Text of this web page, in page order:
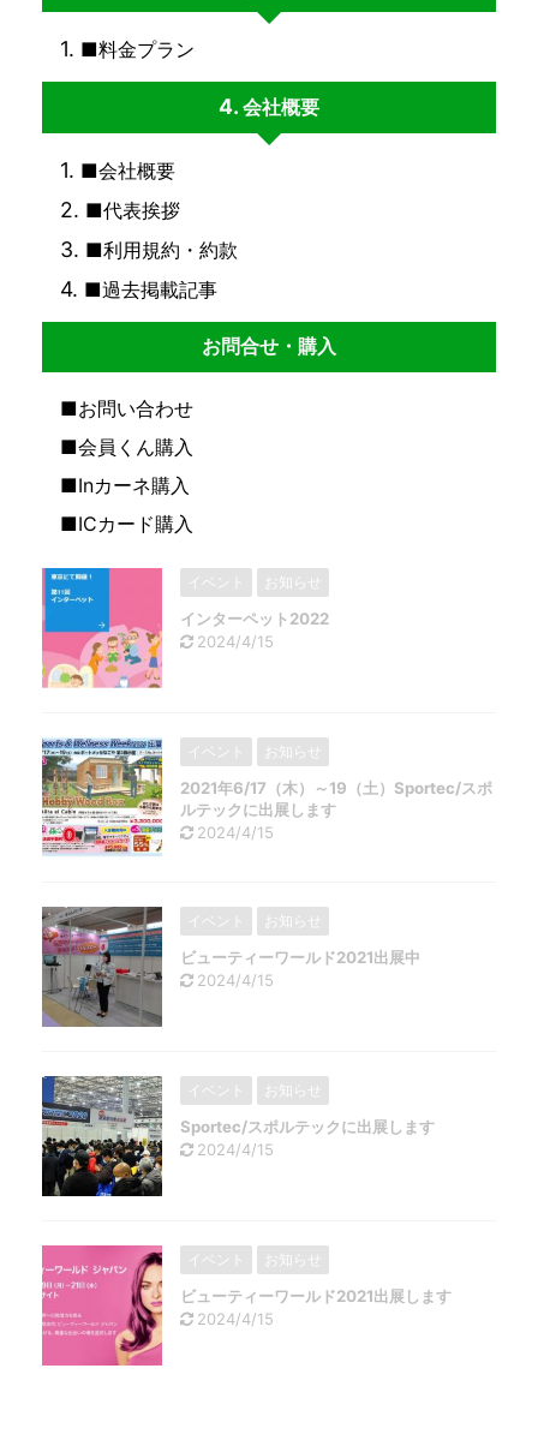
■料金プラン
会社概要
■会社概要
■代表挨拶
■利用規約・約款
■過去掲載記事
お問合せ・購入
■お問い合わせ
■会員くん購入
■Inカーネ購入
■ICカード購入
イベント お知らせ
インターペット2022
2024/4/15
イベント お知らせ
2021年6/17（木）～19（土）Sportec/スポ
ルテックに出展します
2024/4/15
イベント お知らせ
ビューティーワールド2021出展中
2024/4/15
イベント お知らせ
Sportec/スポルテックに出展します
2024/4/15
イベント お知らせ
ビューティーワールド2021出展します
2024/4/15